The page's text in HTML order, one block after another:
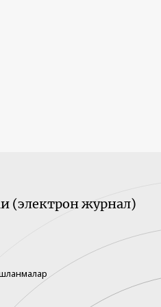
(электрон журнал)